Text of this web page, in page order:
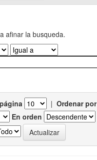
afinar la busqueda.
| Ordenar por
En orden